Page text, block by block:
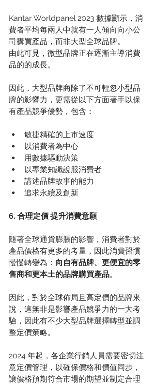
Kantar Worldpanel 2023 數據顯示，消
費者平均每兩人中就有一人傾向向小公
司購買產品，而非大型全球品牌。
由此可見，微型品牌正在逐漸主導消費
品的的成長。
因此，大型品牌商除了不可輕忽小型品
牌的影響力，更需從以下方面著手以保
有產品競爭優勢，包含：
敏捷精確的上市速度
以消費者為中心
用數據驅動決策
以專業知識說服消費者
講述品牌故事的能力
追求永續及創新
6. 合理定價 提升消費意願
隨著全球通貨膨脹的影響，消費者對於
產品價格有更多的考量，因此消費習慣
慢慢轉變為： 向自有品牌、更便宜的零
售商和更本土的品牌購買產品。
因此，對於全球佈局且高定價的品牌來
說，這無非是影響產品競爭力的一大考
驗，因此有不少大型品牌選擇轉型並調
整定價策略。
2024 年起，各企業行銷人員需要密切注
意定價管理，以確保價格和價值同步，
讓價格預期符合市場的期望並制定合理